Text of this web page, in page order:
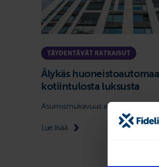
TÄYDENTÄVÄT RATKAISUT
Älykäs
kotiintulosta luksusta
Asumismukavuus ensin.
Lue lisää